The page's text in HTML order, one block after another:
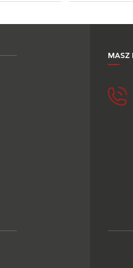
MASZ